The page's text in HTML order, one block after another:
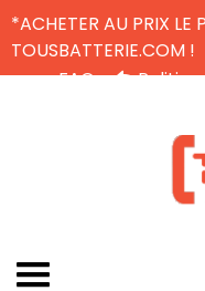
*ACHETER AU PRIX LE
TOUSBATTERIE.COM !
FAQ